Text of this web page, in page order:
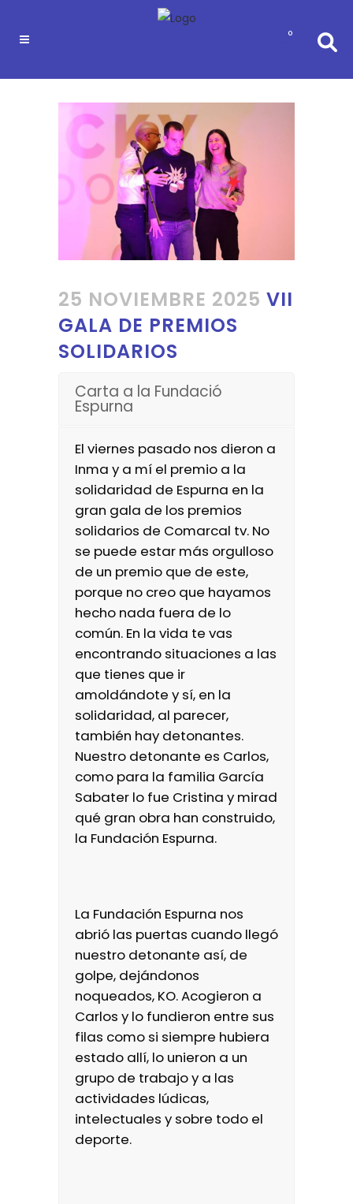
0
25 NOVIEMBRE 2025 VII
GALA DE PREMIOS
SOLIDARIOS
Carta a la Fundació
Espurna
El viernes pasado nos dieron a
Inma y a mí el premio a la
solidaridad de Espurna en la
gran gala de los premios
solidarios de Comarcal tv. No
se puede estar más orgulloso
de un premio que de este,
porque no creo que hayamos
hecho nada fuera de lo
común. En la vida te vas
encontrando situaciones a las
que tienes que ir
amoldándote y sí, en la
solidaridad, al parecer,
también hay detonantes.
Nuestro detonante es Carlos,
como para la familia García
Sabater lo fue Cristina y mirad
qué gran obra han construido,
la Fundación Espurna.
La Fundación Espurna nos
abrió las puertas cuando llegó
nuestro detonante así, de
golpe, dejándonos
noqueados, KO. Acogieron a
Carlos y lo fundieron entre sus
filas como si siempre hubiera
estado allí, lo unieron a un
grupo de trabajo y a las
actividades lúdicas,
intelectuales y sobre todo el
deporte.